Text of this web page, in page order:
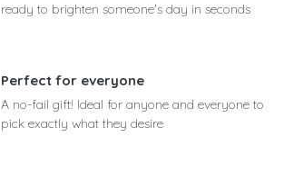
ready to brighten someone's day in seconds
Perfect for everyone
A no-fail gift! Ideal for anyone and everyone to
pick exactly what they desire